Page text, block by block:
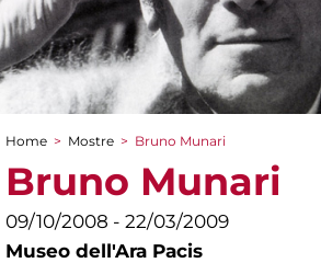
Tu sei qui
Home > Mostre > Bruno Munari
Bruno Munari
09/10/2008 - 22/03/2009
Museo dell'Ara Pacis